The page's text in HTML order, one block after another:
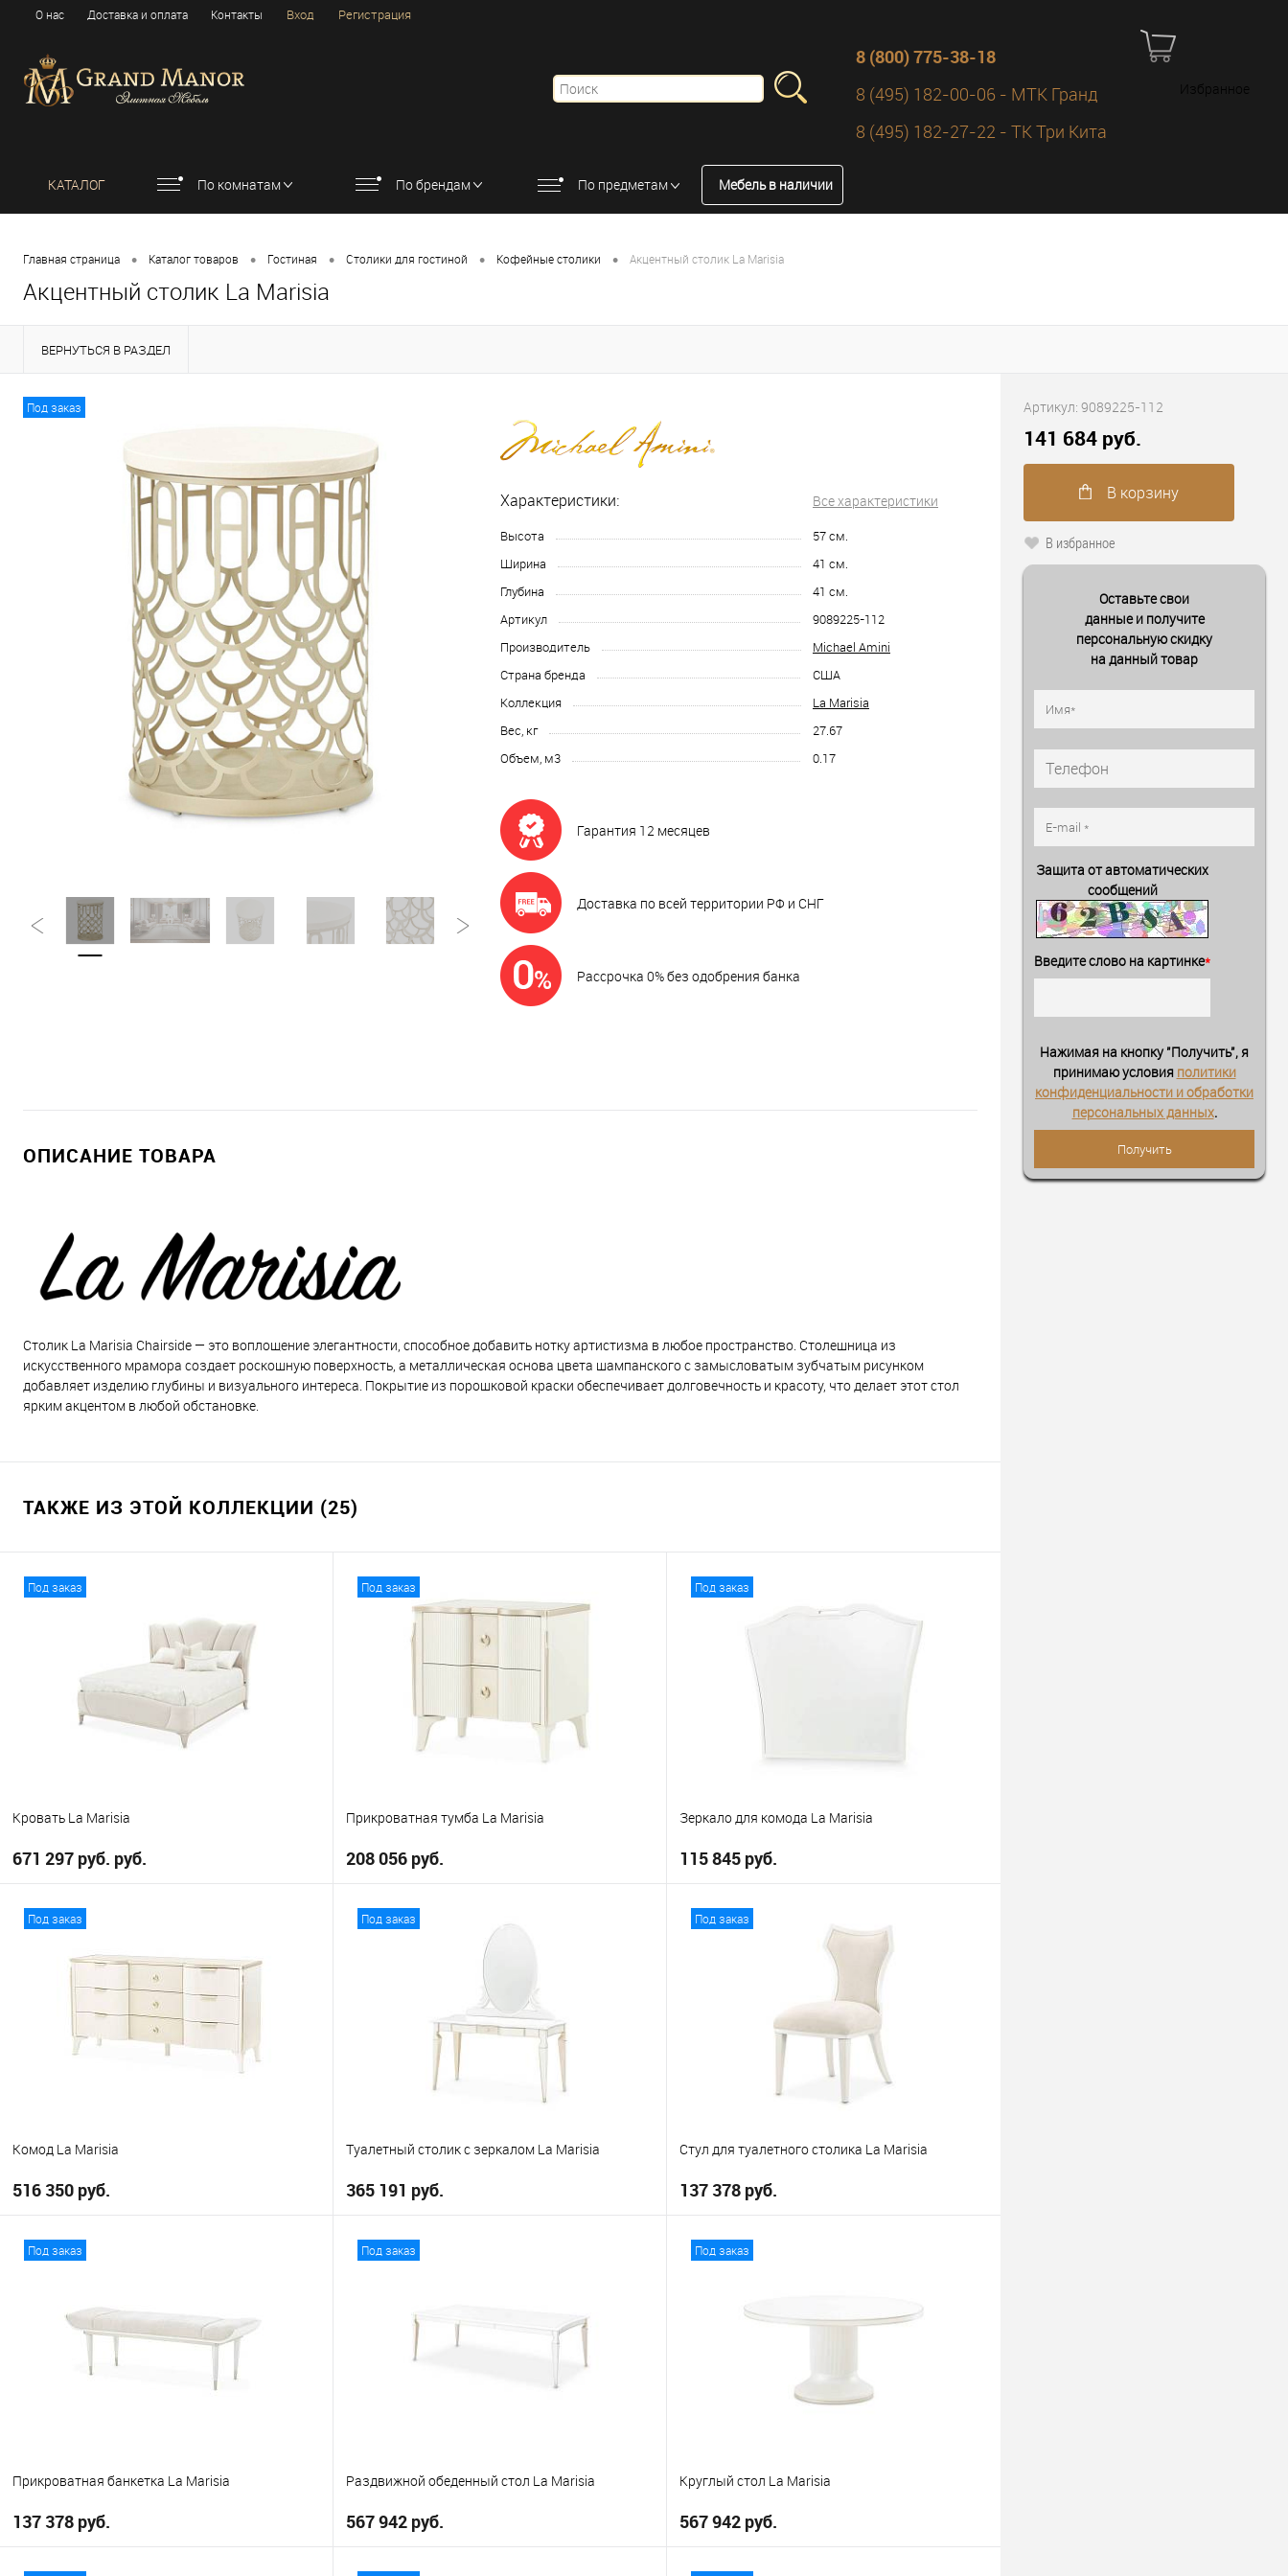
О нас Доставка и оплата Контакты Вход Регистрация
8 (800) 775-38-18
8 (495) 182-00-06 - МТК Гранд
8 (495) 182-27-22 - ТК Три Кита
Избранное
КАТАЛОГ По комнатам По брендам По предметам Мебель в наличии
Главная страница • Каталог товаров • Гостиная • Столики для гостиной • Кофейные столики • Акцентный столик La Marisia
Акцентный столик La Marisia
ВЕРНУТЬСЯ В РАЗДЕЛ
Под заказ
Характеристики: Все характеристики
Высота 57см.
Ширина
41 см.
Глубина
41 см.
Артикул
9089225-112
Производитель
Michael Amini
Страна бренда
США
Коллекция
La Marisia
Вес, кг
27.67
Объем, м3
0.17
Гарантия 12 месяцев
Доставка по всей территории РФ и СНГ
Рассрочка 0% без одобрения банка
ОПИСАНИЕ ТОВАРА
Столик La Marisia Chairside — это воплощение элегантности, способное добавить нотку артистизма в любое пространство. Столешница из
искусственного мрамора создает роскошную поверхность, а металлическая основа цвета шампанского с замысловатым зубчатым рисунком
добавляет изделию глубины и визуального интереса. Покрытие из порошковой краски обеспечивает долговечность и красоту, что делает этот стол
ярким акцентом в любой обстановке.
ТАКЖЕ ИЗ ЭТОЙ КОЛЛЕКЦИИ (25)
Под заказ
Кровать La Marisia
671 297 руб. руб.
Eastern King Queen
Под заказ
Прикроватная тумба La Marisia
208 056 руб.
Под заказ
Зеркало для комода La Marisia
115 845 руб.
Под заказ
Комод La Marisia
516 350 руб.
В избранное
Под заказ
Туалетный столик с зеркалом La Marisia
365 191 руб.
Под заказ
Стул для туалетного столика La Marisia
137 378 руб.
В избранное
Под заказ
Прикроватная банкетка La Marisia
137 378 руб.
Под заказ
Раздвижной обеденный стол La Marisia
567 942 руб.
Под заказ
Круглый стол La Marisia
567 942 руб.
Артикул: 9089225-112
141 684 руб.
В корзину
В избранное
Оставьте свои
данные и получите
персональную скидку
на данный товар
Защита от автоматических
сообщений
Введите слово на картинке*
Нажимая на кнопку "Получить", я
принимаю условия политики
конфиденциальности и обработки
персональных данных.